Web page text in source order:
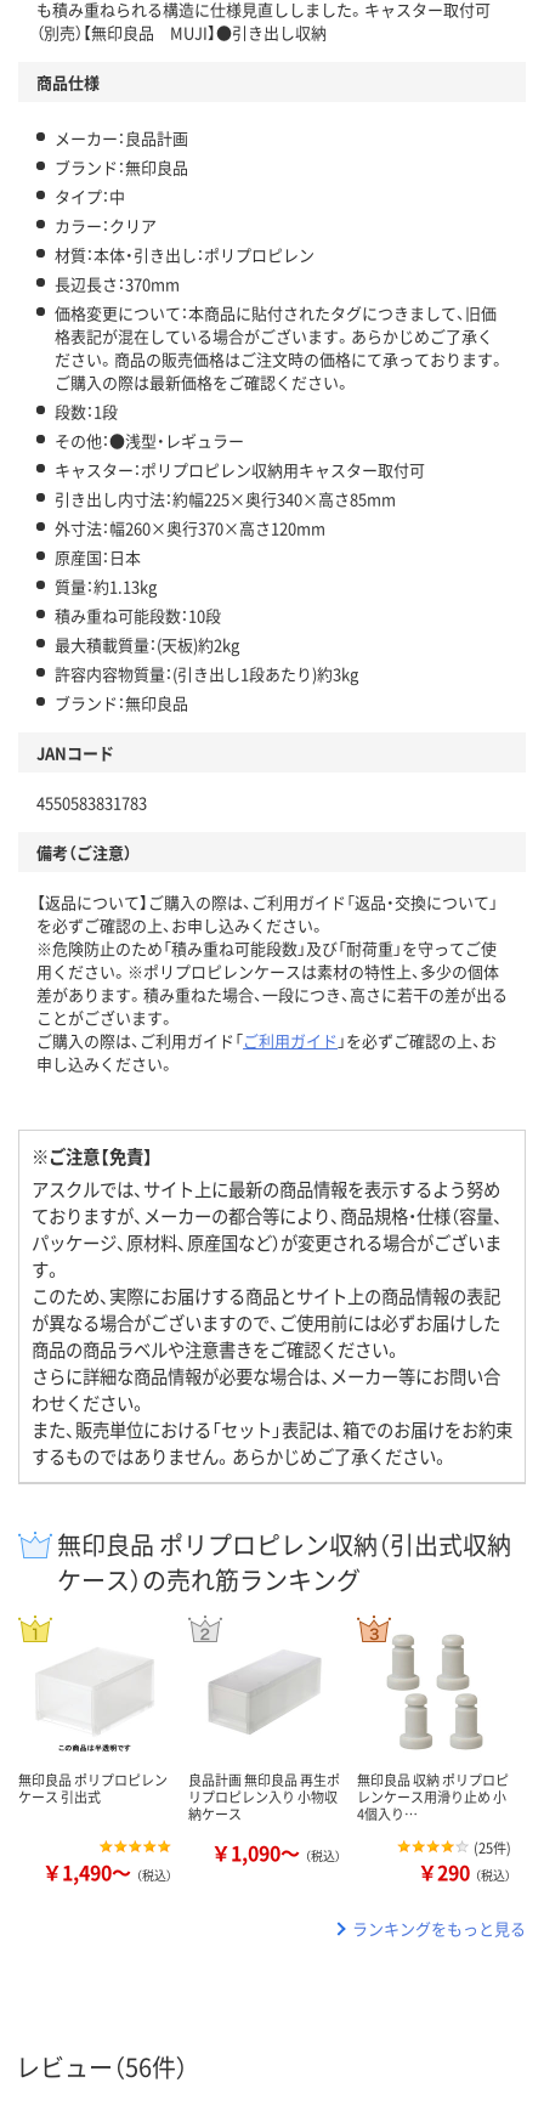
も積み重ねられる構造に仕様見直ししました。キャスター取付可
（別売）【無印良品 MUJI】●引き出し収納
商品仕様
メーカー：良品計画
ブランド：無印良品
タイプ：中
カラー：クリア
材質：本体・引き出し：ポリプロピレン
長辺長さ：370mm
価格変更について：本商品に貼付されたタグにつきまして、旧価
格表記が混在している場合がございます。あらかじめご了承く
ださい。商品の販売価格はご注文時の価格にて承っております。
ご購入の際は最新価格をご確認ください。
段数：1段
その他：●浅型・レギュラー
キャスター：ポリプロピレン収納用キャスター取付可
引き出し内寸法：約幅225×奥行340×高さ85mm
外寸法：幅260×奥行370×高さ120mm
原産国：日本
質量：約1.13kg
積み重ね可能段数：10段
最大積載質量：(天板)約2kg
許容内容物質量：(引き出し1段あたり)約3kg
ブランド：無印良品
JANコード
4550583831783
備考（ご注意）
【返品について】ご購入の際は、ご利用ガイド「返品・交換について」
を必ずご確認の上、お申し込みください。
※危険防止のため「積み重ね可能段数」及び「耐荷重」を守ってご使
用ください。※ポリプロピレンケースは素材の特性上、多少の個体
差があります。積み重ねた場合、一段につき、高さに若干の差が出る
ことがございます。
ご購入の際は、ご利用ガイド「ご利用ガイド 」を必ずご確認の上、お
申し込みください。
※ご注意【免責】
アスクルでは、サイト上に最新の商品情報を表示するよう努め
ておりますが、メーカーの都合等により、商品規格・仕様（容量、
パッケージ、原材料、原産国など）が変更される場合がございま
す。
このため、実際にお届けする商品とサイト上の商品情報の表記
が異なる場合がございますので、ご使用前には必ずお届けした
商品の商品ラベルや注意書きをご確認ください。
さらに詳細な商品情報が必要な場合は、メーカー等にお問い合
わせください。
また、販売単位における「セット」表記は、箱でのお届けをお約束
するものではありません。あらかじめご了承ください。
無印良品 ポリプロピレン収納（引出式収納
ケース）の売れ筋ランキング
無印良品 ポリプロピレン
ケース 引出式
￥1,490～ （税込）
良品計画 無印良品 再生ポ
リプロピレン入り 小物収
納ケース
￥1,090～ （税込）
無印良品 収納 ポリプロピ
レンケース用滑り止め 小
4個入り…
(25件)
￥290 （税込）
ランキングをもっと見る
レビュー（56件）